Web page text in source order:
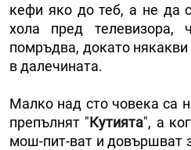
кефи яко до теб, а не да
хола пред
помръдва, докато
в далечината.
Малко над сто човека са
препълнят "Кутията", а
мош-пит-ват и довършват